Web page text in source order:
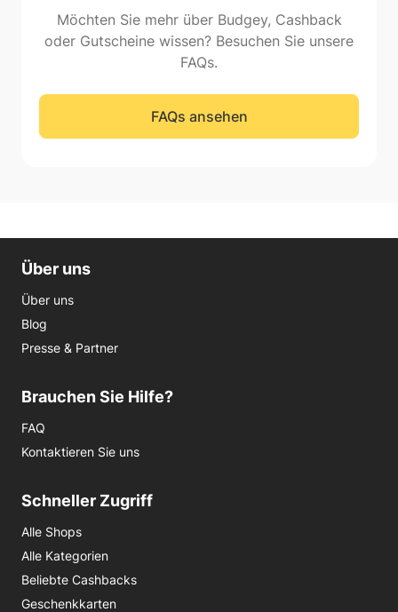
Möchten Sie mehr über Budgey, Cashback
oder Gutscheine wissen? Besuchen Sie unsere
FAQs.
FAQs ansehen
Über uns
Über uns
Blog
Presse & Partner
Brauchen Sie Hilfe?
FAQ
Kontaktieren Sie uns
Schneller Zugriff
Alle Shops
Alle Kategorien
Beliebte Cashbacks
Geschenkkarten